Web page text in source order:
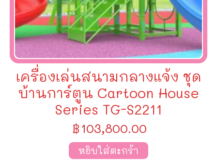
เครื่องเล่นสนามกลางแจ้ง ชุด
บ้านการ์ตูน Cartoon House
Series TG-S2211
฿103,800.00
หยิบใส่ตะกร้า